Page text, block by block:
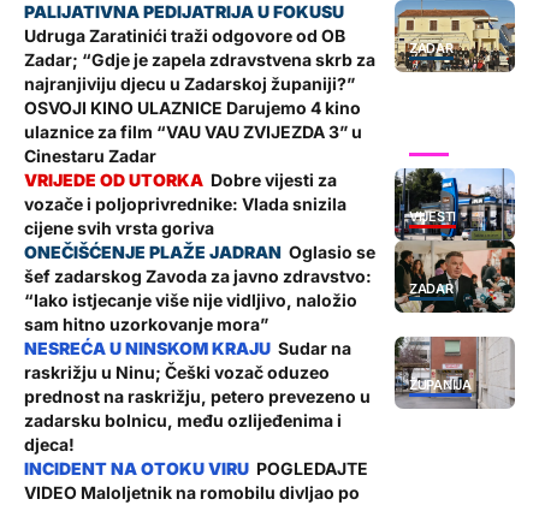
ZADAR
Udruga Zaratinići traži odgovore od OB
Zadar; “Gdje je zapela zdravstvena skrb za
najranjiviju djecu u Zadarskoj županiji?”
OSVOJI KINO ULAZNICE Darujemo 4 kino
ulaznice za film “VAU VAU ZVIJEZDA 3” u
Cinestaru Zadar
VIJESTI
Dobre vijesti za
vozače i poljoprivrednike: Vlada snizila
cijene svih vrsta goriva
ZADAR
Oglasio se
šef zadarskog Zavoda za javno zdravstvo:
“Iako istjecanje više nije vidljivo, naložio
sam hitno uzorkovanje mora”
ŽUPANIJA
Sudar na
raskrižju u Ninu; Češki vozač oduzeo
prednost na raskrižju, petero prevezeno u
zadarsku bolnicu, među ozlijeđenima i
djeca!
POGLEDAJTE
VIDEO Maloljetnik na romobilu divljao po